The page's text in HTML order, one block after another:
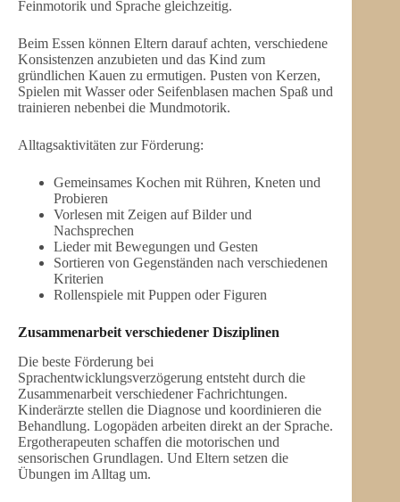
Feinmotorik und Sprache gleichzeitig.
Beim Essen können Eltern darauf achten, verschiedene
Konsistenzen anzubieten und das Kind zum
gründlichen Kauen zu ermutigen. Pusten von Kerzen,
Spielen mit Wasser oder Seifenblasen machen Spaß und
trainieren nebenbei die Mundmotorik.
Alltagsaktivitäten zur Förderung:
Gemeinsames Kochen mit Rühren, Kneten und
Probieren
Vorlesen mit Zeigen auf Bilder und
Nachsprechen
Lieder mit Bewegungen und Gesten
Sortieren von Gegenständen nach verschiedenen
Kriterien
Rollenspiele mit Puppen oder Figuren
Zusammenarbeit verschiedener Disziplinen
Die beste Förderung bei
Sprachentwicklungsverzögerung entsteht durch die
Zusammenarbeit verschiedener Fachrichtungen.
Kinderärzte stellen die Diagnose und koordinieren die
Behandlung. Logopäden arbeiten direkt an der Sprache.
Ergotherapeuten schaffen die motorischen und
sensorischen Grundlagen. Und Eltern setzen die
Übungen im Alltag um.